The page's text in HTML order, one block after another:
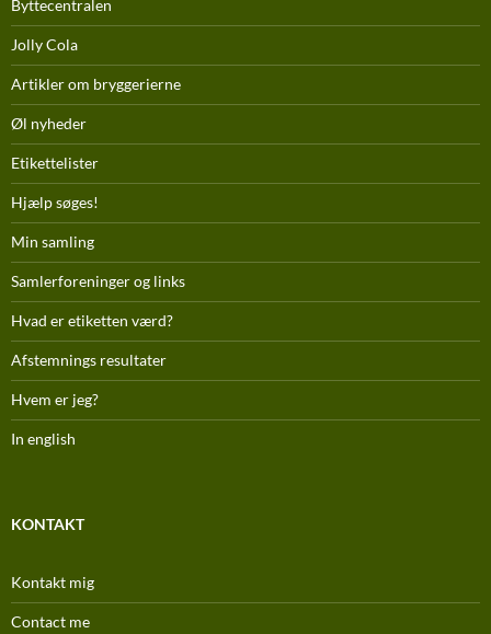
Byttecentralen
Jolly Cola
Artikler om bryggerierne
Øl nyheder
Etikettelister
Hjælp søges!
Min samling
Samlerforeninger og links
Hvad er etiketten værd?
Afstemnings resultater
Hvem er jeg?
In english
KONTAKT
Kontakt mig
Contact me